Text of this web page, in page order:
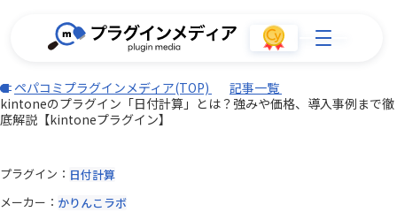
ペパコミプラグインメディア(TOP)
記事一覧
kintoneのプラグイン「日付計算」とは？強みや価格、導入事例まで徹
底解説【kintoneプラグイン】
プラグイン
日付計算
メーカー
かりんこラボ